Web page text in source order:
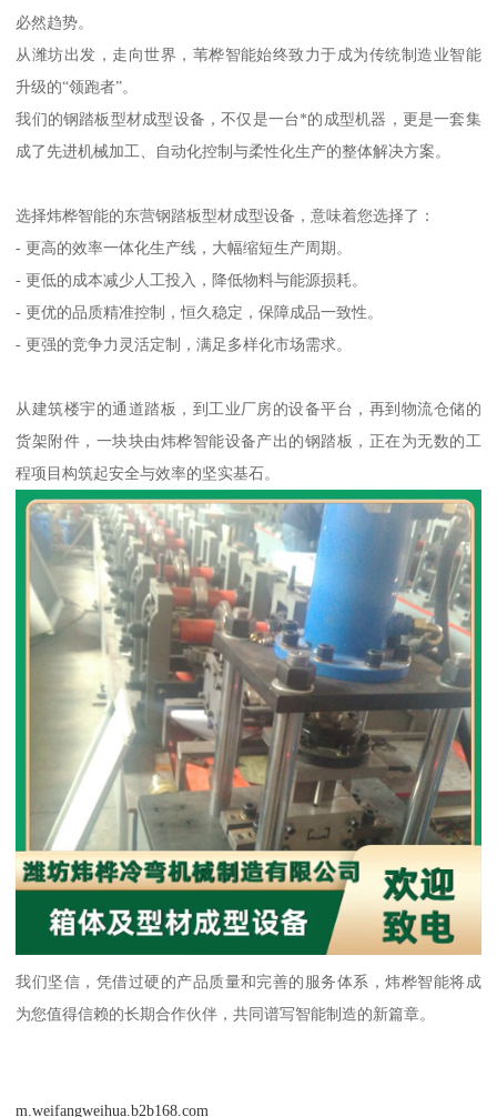
必然趋势。
从潍坊出发，走向世界，苇桦智能始终致力于成为传统制造业智能
升级的“领跑者”。
我们的钢踏板型材成型设备，不仅是一台*的成型机器，更是一套集
成了先进机械加工、自动化控制与柔性化生产的整体解决方案。
选择炜桦智能的东营钢踏板型材成型设备，意味着您选择了：
- 更高的效率一体化生产线，大幅缩短生产周期。
- 更低的成本减少人工投入，降低物料与能源损耗。
- 更优的品质精准控制，恒久稳定，保障成品一致性。
- 更强的竞争力灵活定制，满足多样化市场需求。
从建筑楼宇的通道踏板，到工业厂房的设备平台，再到物流仓储的
货架附件，一块块由炜桦智能设备产出的钢踏板，正在为无数的工
程项目构筑起安全与效率的坚实基石。
我们坚信，凭借过硬的产品质量和完善的服务体系，炜桦智能将成
为您值得信赖的长期合作伙伴，共同谱写智能制造的新篇章。
m.weifangweihua.b2b168.com